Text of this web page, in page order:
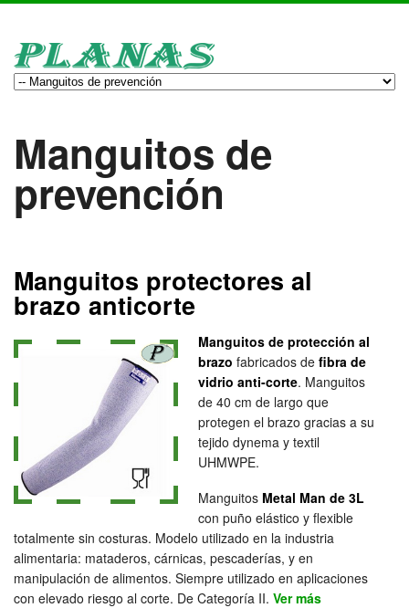
Manguitos de
prevención
Manguitos protectores al
brazo anticorte
Manguitos de protección al
brazo fabricados de fibra de
vidrio anti-corte. Manguitos
de 40 cm de largo que
protegen el brazo gracias a su
tejido dynema y textil
UHMWPE.
Manguitos Metal Man de 3L
con puño elástico y flexible
totalmente sin costuras. Modelo utilizado en la industria
alimentaria: mataderos, cárnicas, pescaderías, y en
manipulación de alimentos. Siempre utilizado en aplicaciones
con elevado riesgo al corte. De Categoría II. Ver más